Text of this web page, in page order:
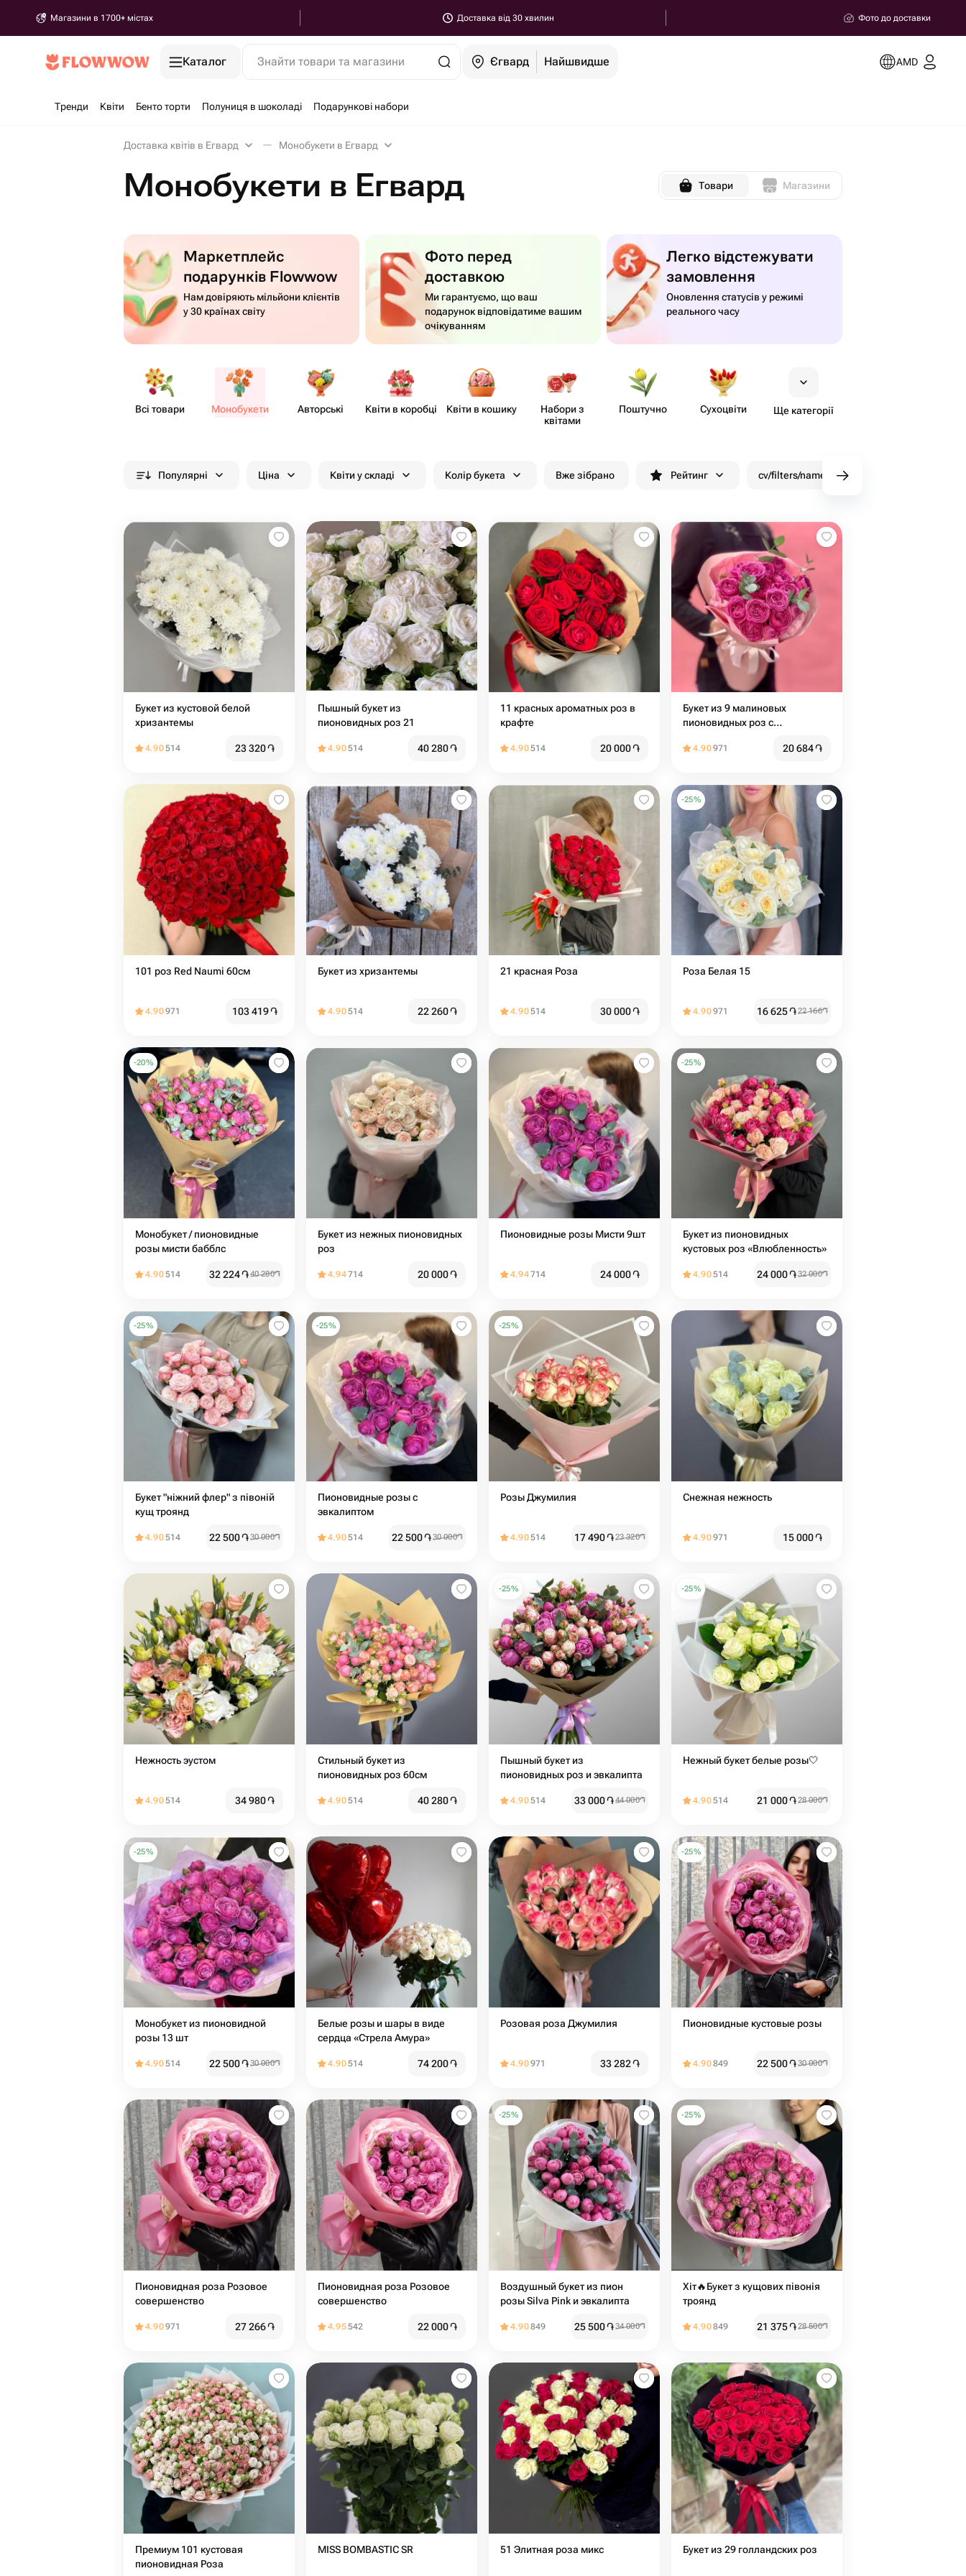
Магазини в 1700+ містах Доставка від 30 хвилин Фото до доставки
Каталог Знайти товари та магазини Єгвард Найшвидше AMD
Тренди Квіти Бенто торти Полуниця в шоколаді Подарункові набори
Доставка квітів в Егвард Монобукети в Егвард
Монобукети в Егвард Товари Магазини
Маркетплейс
подарунків Flowwow
Нам довіряють мільйони клієнтів
у 30 країнах світу
Фото перед
доставкою
Ми гарантуємо, що ваш
подарунок відповідатиме вашим
очікуванням
Легко відстежувати
замовлення
Оновлення статусів у режимі
реального часу
Всі товари Моно​букети Авторські Квіти в коробці Квіти в кошику
Набори з
квітами
Поштучно Сухоцвіти Ще категорії
Популярні Ціна Квіти у складі Колір букета Вже зібрано Рейтинг cv/filters/name_fast_delivery
Букет из кустовой белой
хризантемы
4.90514 23 320֏
Пышный букет из
пионовидных роз 21
4.90514 40 280֏
11 красных ароматных роз в
крафте
4.90514 20 000֏
Букет из 9 малиновых
пионовидных роз с
4.90971 20 684֏
101 роз Red Naumi 60см
4.90971 103 419֏
Букет из хризантемы
4.90514 22 260֏
21 красная Роза
4.90514 30 000֏
-25%
Роза Белая 15
4.90971 16 625֏22 166֏
-20%
Монобукет / пионовидные
розы мисти бабблс
4.90514 32 224֏40 280֏
Букет из нежных пионовидных
роз
4.94714 20 000֏
Пионовидные розы Мисти 9шт
4.94714 24 000֏
-25%
Букет из пионовидных
кустовых роз «Влюбленность»
4.90514 24 000֏32 000֏
-25%
Букет "ніжний флер" з півоній
кущ троянд
4.90514 22 500֏30 000֏
-25%
Пионовидные розы с
эвкалиптом
4.90514 22 500֏30 000֏
-25%
Розы Джумилия
4.90514 17 490֏23 320֏
Снежная нежность
4.90971 15 000֏
Нежность эустом
4.90514 34 980֏
Стильный букет из
пионовидных роз 60см
4.90514 40 280֏
-25%
Пышный букет из
пионовидных роз и эвкалипта
4.90514 33 000֏44 000֏
-25%
Нежный букет белые розы🤍
4.90514 21 000֏28 000֏
-25%
Монобукет из пионовидной
розы 13 шт
4.90514 22 500֏30 000֏
Белые розы и шары в виде
сердца «Стрела Амура»
4.90514 74 200֏
Розовая роза Джумилия
4.90971 33 282֏
-25%
Пионовидные кустовые розы
4.90849 22 500֏30 000֏
Пионовидная роза Розовое
совершенство
4.90971 27 266֏
Пионовидная роза Розовое
совершенство
4.95542 22 000֏
-25%
Воздушный букет из пион
розы Silva Pink и эвкалипта
4.90849 25 500֏34 000֏
-25%
Хіт🔥Букет з кущових півонія
троянд
4.90849 21 375֏28 500֏
Премиум 101 кустовая
пионовидная Роза
MISS BOMBASTIC SR 51 Элитная роза микс Букет из 29 голландских роз